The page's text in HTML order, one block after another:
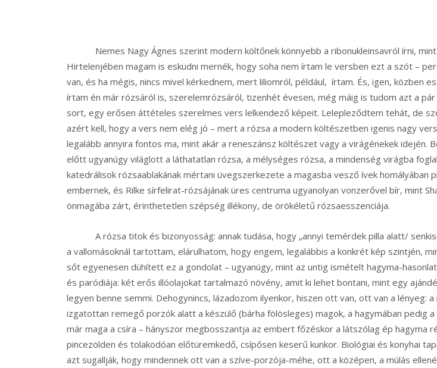
Nemes Nagy Ágnes szerint modern költőnek könnyebb a ribonukleinsavról írni, mint
Hirtelenjében magam is esküdni mernék, hogy soha nem írtam le versben ezt a szót –
van, és ha mégis, nincs mivel kérkednem, mert liliomról, például, írtam. És, igen, közben
írtam én már rózsáról is, szerelemrózsáról, tizenhét évesen, még máig is tudom azt a pár
sort, egy erősen áttételes szerelmes vers lelkendező képeit. Lelepleződtem tehát, de
azért kell, hogy a vers nem elég jó – mert a rózsa a modern költészetben igenis nagy
legalább annyira fontos ma, mint akár a reneszánsz költészet vagy a virágénekek idején.
előtt ugyanúgy világlott a láthatatlan rózsa, a mélységes rózsa, a mindenség virágba
katedrálisok rózsaablakának mértani üvegszerkezete a magasba vesző ívek homályában
embernek, és Rilke sírfelirat-rózsájának üres centruma ugyanolyan vonzerővel bír, mint
önmagába zárt, érinthetetlen szépség illékony, de örökéletű rózsaesszenciája.
A rózsa titok és bizonyosság: annak tudása, hogy „annyi temérdek pilla alatt/
a vallomásoknál tartottam, elárulhatom, hogy engem, legalábbis a konkrét kép szintjén,
sőt egyenesen dühített ez a gondolat – ugyanúgy, mint az untig ismételt hagyma-
és paródiája: két erős illóolajokat tartalmazó növény, amit ki lehet bontani, mint egy
legyen benne semmi. Dehogynincs, lázadozom ilyenkor, hiszen ott van, ott van a lényeg: a
izgatottan remegő porzók alatt a készülő (bárha fölösleges) magok, a hagymában pedig
már maga a csíra – hányszor megbosszantja az embert főzéskor a látszólag ép hagyma
pincezölden és tolakodóan előtüremkedő, csípősen keserű kunkor. Biológiai és konyhai
azt sugallják, hogy mindennek ott van a szíve-porzója-méhe, ott a középen, a múlás